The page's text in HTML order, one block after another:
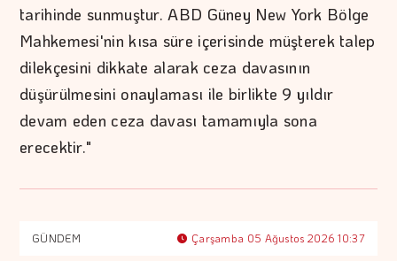
tarihinde sunmuştur. ABD Güney New York Bölge
Mahkemesi'nin kısa süre içerisinde müşterek talep
dilekçesini dikkate alarak ceza davasının
düşürülmesini onaylaması ile birlikte 9 yıldır
devam eden ceza davası tamamıyla sona
erecektir."
GÜNDEM Çarşamba 05 Ağustos 2026 10:37